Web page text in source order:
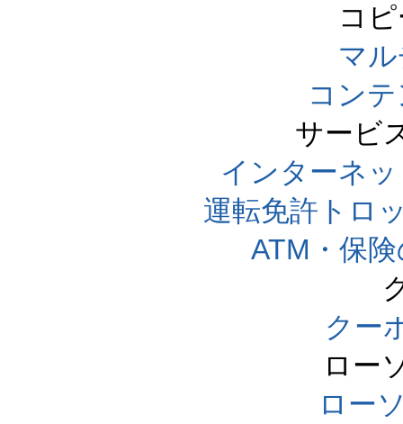
コ
マ
コン
サービ
インターネ
運転免許トロ
ATM・保
クー
ロー
ロー